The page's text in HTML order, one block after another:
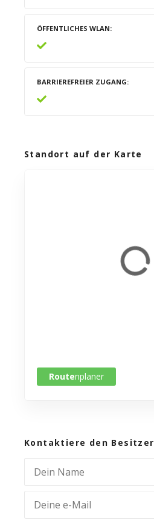
ÖFFENTLICHES WLAN
BARRIEREFREIER ZUGANG
Standort auf der Karte
Routenplaner
Kontaktiere den Besitzer